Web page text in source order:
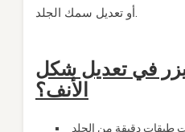
أو تعديل سمك الجلد.
في تعديل شكل
الأنف؟